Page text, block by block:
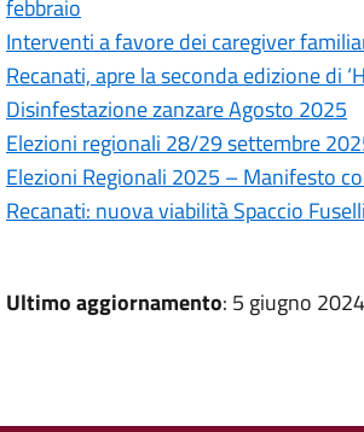
febbraio
Interventi a favore dei caregiver
Recanati, apre la seconda edizione di
Disinfestazione zanzare Agosto 2025
Elezioni regionali 28/29 settembre
Elezioni Regionali 2025 – Manifesto
Recanati: nuova viabilità Spaccio
Ultimo aggiornamento: 5 giugno